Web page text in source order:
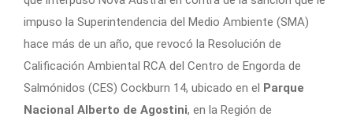
impuso la Superintendencia del Medio Ambiente (SMA)
hace más de un año, que revocó la Resolución de
Calificación Ambiental RCA del Centro de Engorda de
Salmónidos (CES) Cockburn 14, ubicado en el
Parque
Nacional Alberto de Agostini, en la Región de